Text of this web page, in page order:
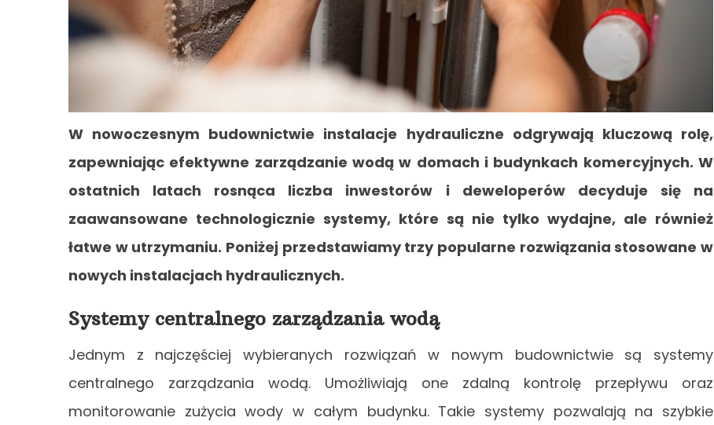
W nowoczesnym budownictwie instalacje hydrauliczne odgrywają kluczową rolę,
zapewniając efektywne zarządzanie wodą w domach i budynkach komercyjnych. W
ostatnich latach rosnąca liczba inwestorów i deweloperów decyduje się na
zaawansowane technologicznie systemy, które są nie tylko wydajne, ale również
łatwe w utrzymaniu. Poniżej przedstawiamy trzy popularne rozwiązania stosowane w
nowych instalacjach hydraulicznych.
Systemy centralnego zarządzania wodą
Jednym z najczęściej wybieranych rozwiązań w nowym budownictwie są systemy
centralnego zarządzania wodą. Umożliwiają one zdalną kontrolę przepływu oraz
monitorowanie zużycia wody w całym budynku. Takie systemy pozwalają na szybkie